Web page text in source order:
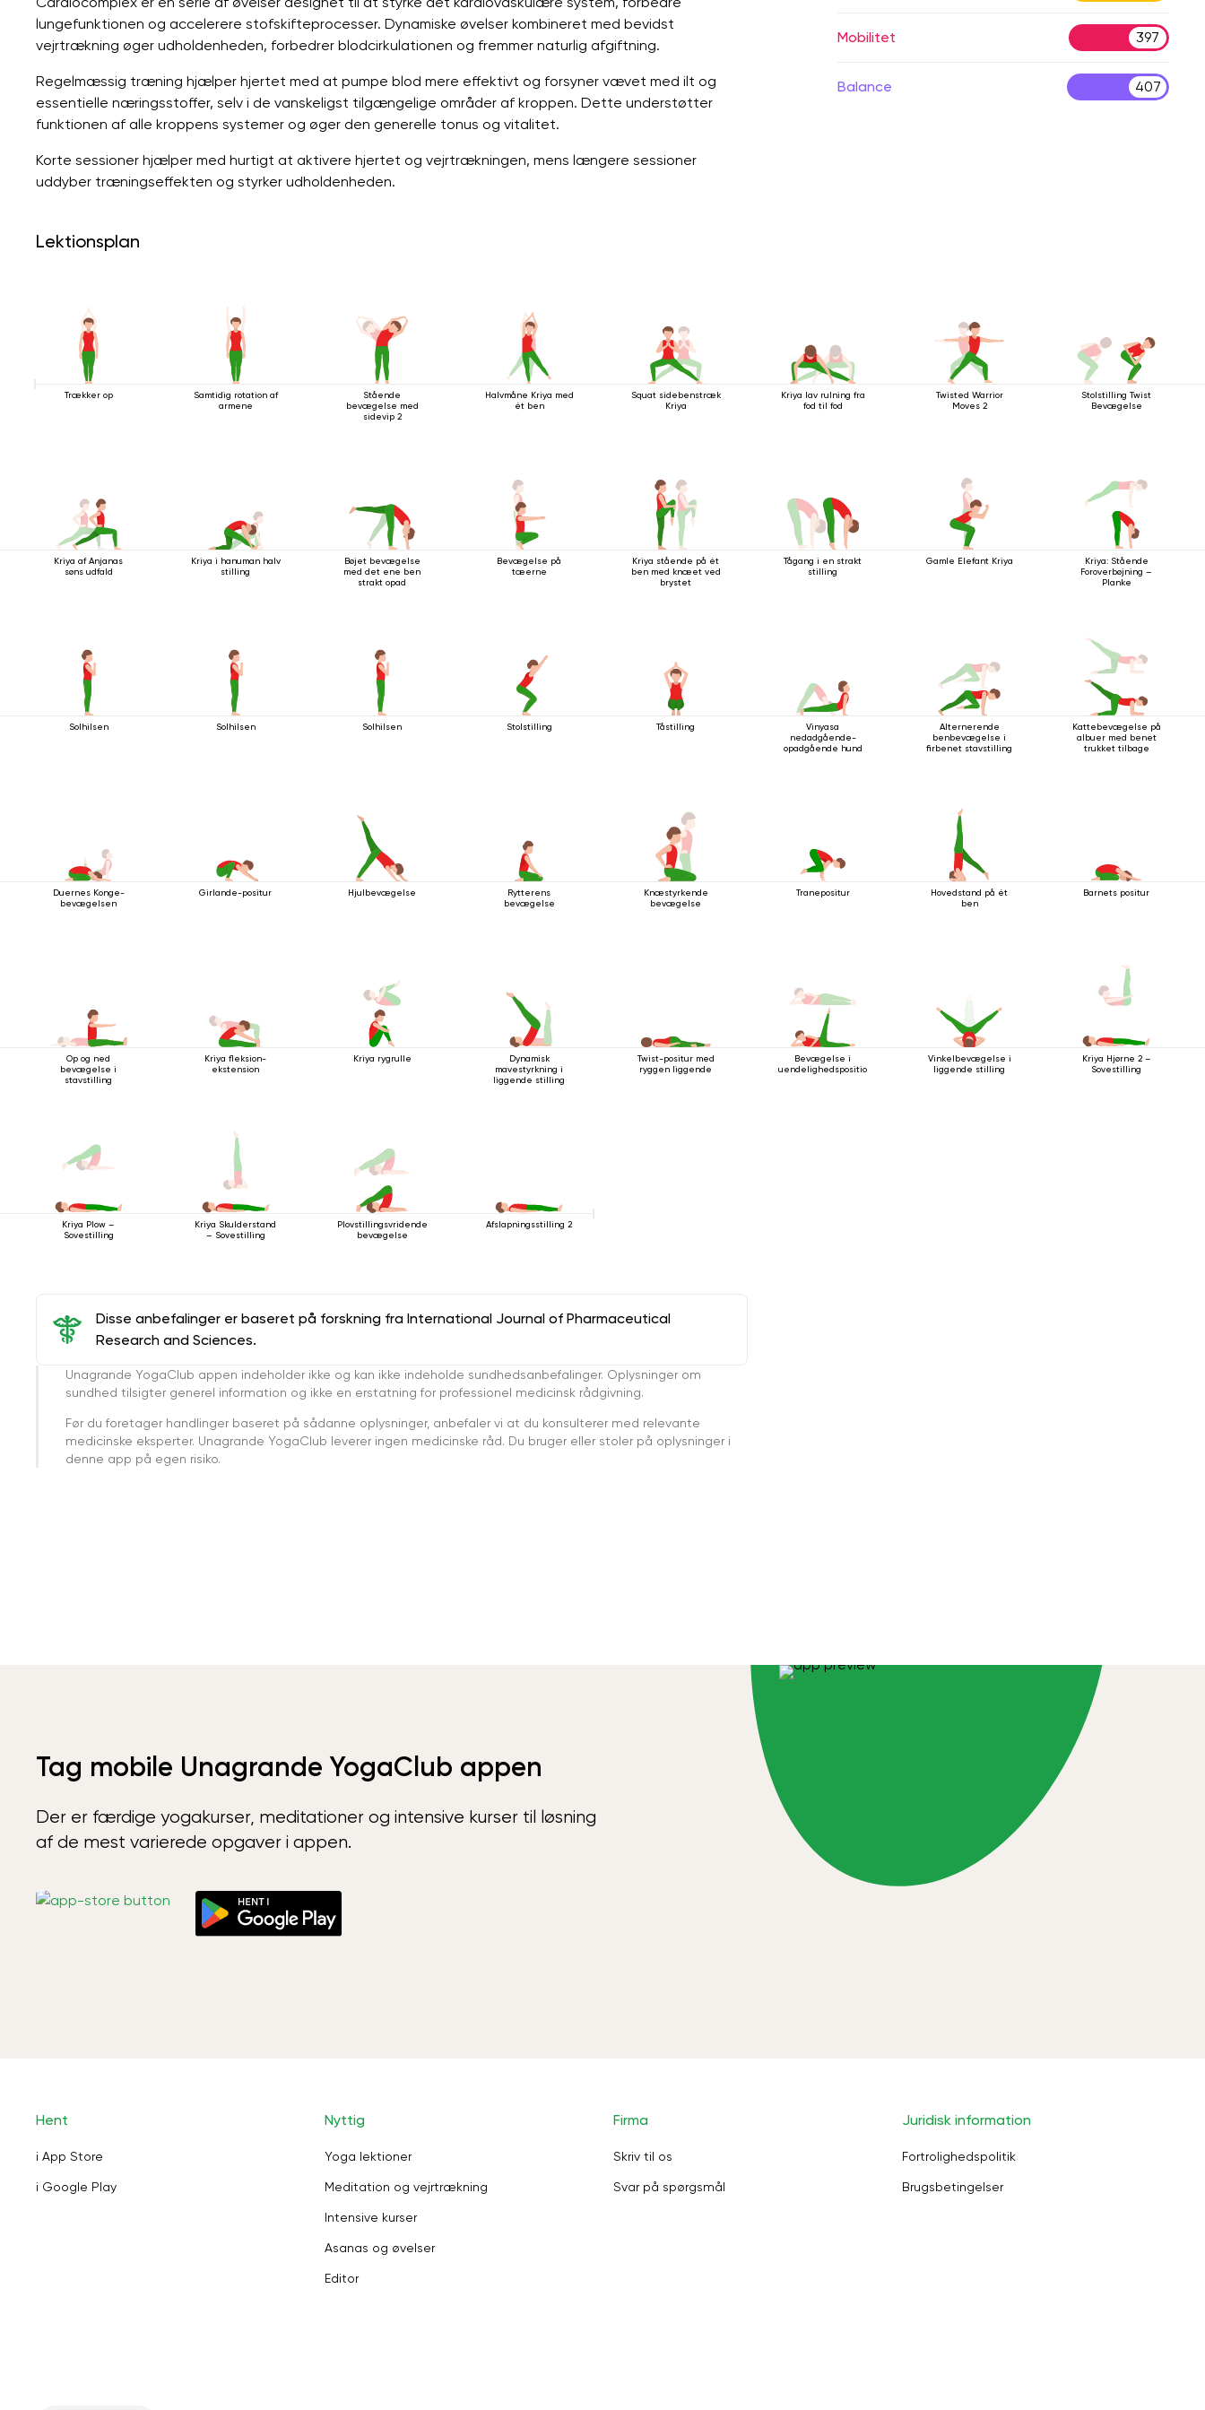
lungefunktionen og accelerere stofskifteprocesser. Dynamiske øvelser kombineret med bevidst
vejrtrækning øger udholdenheden, forbedrer blodcirkulationen og fremmer naturlig afgiftning.
Regelmæssig træning hjælper hjertet med at pumpe blod mere effektivt og forsyner vævet med ilt og
essentielle næringsstoffer, selv i de vanskeligst tilgængelige områder af kroppen. Dette understøtter
funktionen af ​​alle kroppens systemer og øger den generelle tonus og vitalitet.
Korte sessioner hjælper med hurtigt at aktivere hjertet og vejrtrækningen, mens længere sessioner
uddyber træningseffekten og styrker udholdenheden.
Mobilitet 397
Balance 407
Lektionsplan
Trækker op
Samtidig rotation af
armene
Stående
bevægelse med
sidevip 2
Halvmåne Kriya med
ét ben
Squat sidebenstræk
Kriya
Kriya lav rulning fra
fod til fod
Twisted Warrior
Moves 2
Stolstilling Twist
Bevægelse
Kriya af Anjanas
søns udfald
Kriya i hanuman halv
stilling
Bøjet bevægelse
med det ene ben
strakt opad
Bevægelse på
tæerne
Kriya stående på ét
ben med knæet ved
brystet
Tågang i en strakt
stilling
Gamle Elefant Kriya
Kriya: Stående
Foroverbøjning –
Planke
Solhilsen Solhilsen Solhilsen Stolstilling Tåstilling
Vinyasa
nedadgående-
opadgående hund
Alternerende
benbevægelse i
firbenet stavstilling
Kattebevægelse på
albuer med benet
trukket tilbage
Duernes Konge-
bevægelsen
Girlande-positur Hjulbevægelse
Rytterens
bevægelse
Knæstyrkende
bevægelse
Tranepositur
Hovedstand på ét
ben
Barnets positur
Op og ned
bevægelse i
stavstilling
Kriya fleksion-
ekstension
Kriya rygrulle
Dynamisk
mavestyrkning i
liggende stilling
Twist-positur med
ryggen liggende
Bevægelse i
uendelighedsposition
Vinkelbevægelse i
liggende stilling
Kriya Hjørne 2 –
Sovestilling
Kriya Plow –
Sovestilling
Kriya Skulderstand
– Sovestilling
Plovstillingsvridende
bevægelse
Afslapningsstilling 2
Disse anbefalinger er baseret på forskning fra International Journal of Pharmaceutical
Research and Sciences.
Unagrande YogaClub appen indeholder ikke og kan ikke indeholde sundhedsanbefalinger. Oplysninger om
sundhed tilsigter generel information og ikke en erstatning for professionel medicinsk rådgivning.
Før du foretager handlinger baseret på sådanne oplysninger, anbefaler vi at du konsulterer med relevante
medicinske eksperter. Unagrande YogaClub leverer ingen medicinske råd. Du bruger eller stoler på oplysninger i
denne app på egen risiko.
Tag mobile Unagrande YogaClub appen
Der er færdige yogakurser, meditationer og intensive kurser til løsning
af de mest varierede opgaver i appen.
Hent
i App Store
i Google Play
Nyttig
Yoga lektioner
Meditation og vejrtrækning
Intensive kurser
Asanas og øvelser
Editor
Firma
Skriv til os
Svar på spørgsmål
Juridisk information
Fortrolighedspolitik
Brugsbetingelser